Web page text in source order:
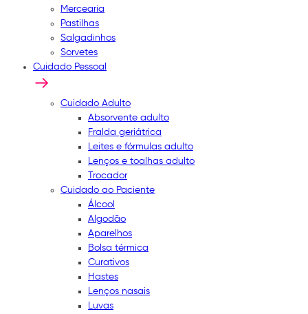
Mercearia
Pastilhas
Salgadinhos
Sorvetes
Cuidado Pessoal
Cuidado Adulto
Absorvente adulto
Fralda geriátrica
Leites e fórmulas adulto
Lenços e toalhas adulto
Trocador
Cuidado ao Paciente
Álcool
Algodão
Aparelhos
Bolsa térmica
Curativos
Hastes
Lenços nasais
Luvas